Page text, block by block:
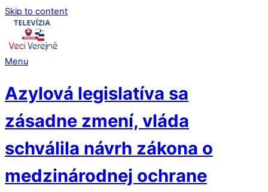
Skip to content
Menu
Azylová legislatíva sa
zásadne zmení, vláda
schválila návrh zákona o
medzinárodnej ochrane